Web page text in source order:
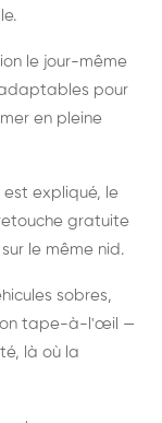
le jour-même
pour
en pleine
est expliqué, le
gratuite
le même nid.
sobres,
tape-à-l'œil —
là où la